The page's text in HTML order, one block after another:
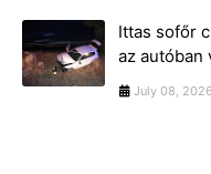
Ittas sofőr
az autóban
July 08, 2026